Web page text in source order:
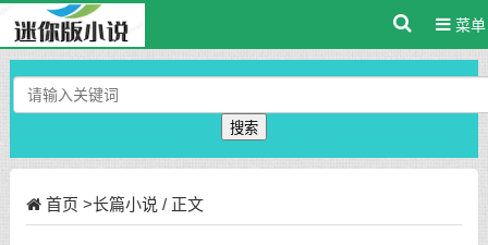
菜单
搜索
首页 >长篇小说 / 正文